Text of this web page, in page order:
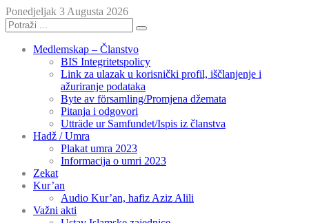
Ponedjeljak 3 Augusta 2026
Medlemskap – Članstvo
BIS Integritetspolicy
Link za ulazak u korisnički profil, iščlanjenje i
ažuriranje podataka
Byte av församling/Promjena džemata
Pitanja i odgovori
Utträde ur Samfundet/Ispis iz članstva
Hadž / Umra
Plakat umra 2023
Informacija o umri 2023
Zekat
Kur’an
Audio Kur’an, hafiz Aziz Alili
Važni akti